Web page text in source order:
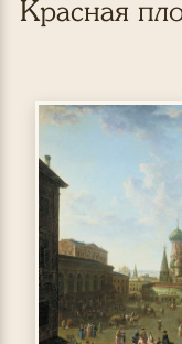
Красная